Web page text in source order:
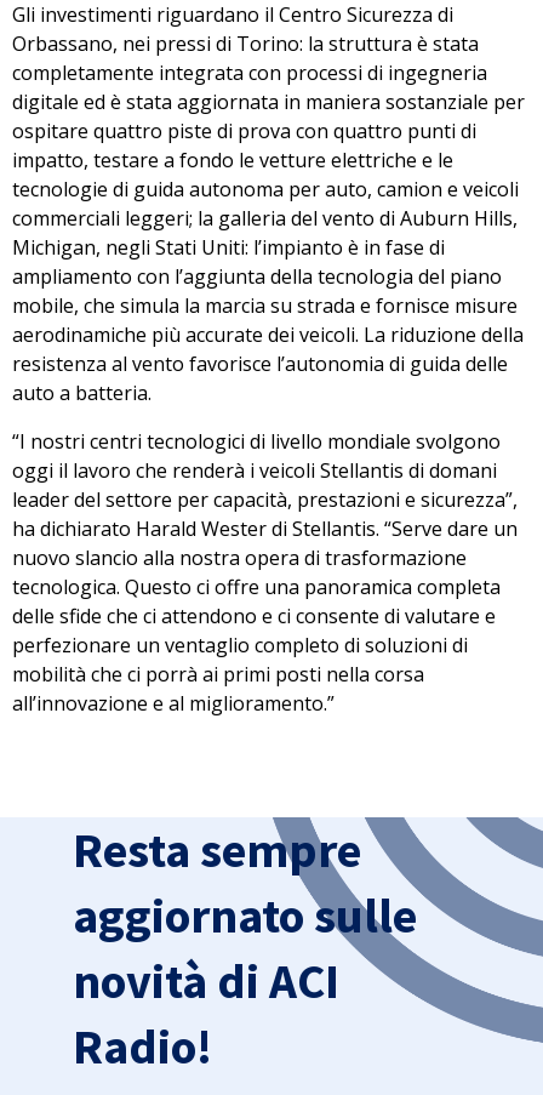
Gli investimenti riguardano il Centro Sicurezza di
Orbassano, nei pressi di Torino: la struttura è stata
completamente integrata con processi di ingegneria
digitale ed è stata aggiornata in maniera sostanziale per
ospitare quattro piste di prova con quattro punti di
impatto, testare a fondo le vetture elettriche e le
tecnologie di guida autonoma per auto, camion e veicoli
commerciali leggeri; la galleria del vento di Auburn Hills,
Michigan, negli Stati Uniti: l’impianto è in fase di
ampliamento con l’aggiunta della tecnologia del piano
mobile, che simula la marcia su strada e fornisce misure
aerodinamiche più accurate dei veicoli. La riduzione della
resistenza al vento favorisce l’autonomia di guida delle
auto a batteria.
“I nostri centri tecnologici di livello mondiale svolgono
oggi il lavoro che renderà i veicoli Stellantis di domani
leader del settore per capacità, prestazioni e sicurezza”,
ha dichiarato Harald Wester di Stellantis. “Serve dare un
nuovo slancio alla nostra opera di trasformazione
tecnologica. Questo ci offre una panoramica completa
delle sfide che ci attendono e ci consente di valutare e
perfezionare un ventaglio completo di soluzioni di
mobilità che ci porrà ai primi posti nella corsa
all’innovazione e al miglioramento.”
Resta sempre
aggiornato sulle
novità di ACI
Radio!